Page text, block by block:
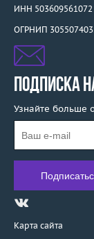
ИНН 503609561072
ОГРНИП
ПОДПИСКА
Узнайте больше
Карта сайта